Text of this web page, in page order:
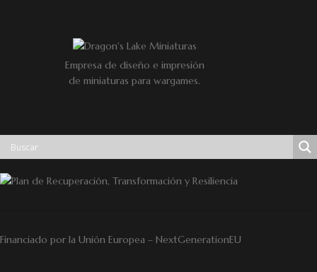
Empresa de diseño e impresión
de miniaturas para wargames.
Financiado por la Unión Europea – NextGenerationEU